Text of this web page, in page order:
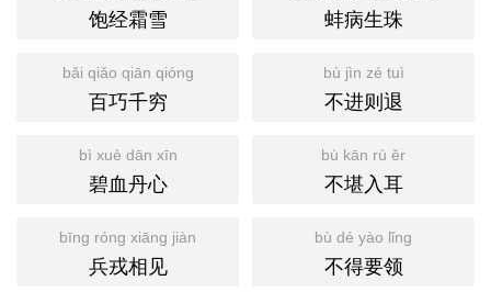
饱经霜雪 蚌病生珠
bǎi qiǎo qiān qióng
百巧千穷
bù jìn zé tuì
不进则退
bì xuè dān xīn
碧血丹心
bù kān rù ěr
不堪入耳
bīng róng xiāng jiàn
兵戎相见
bù dé yào lǐng
不得要领